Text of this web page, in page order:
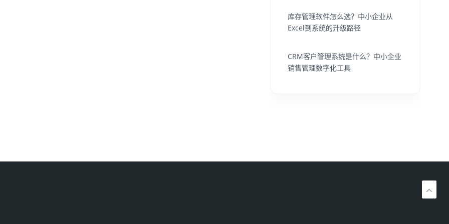
库存管理软件怎么选？中小企业从
Excel到系统的升级路径
CRM客户管理系统是什么？中小企业
销售管理数字化工具